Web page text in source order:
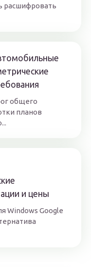
расшифровать
общего
планов
и цены
Windows Google